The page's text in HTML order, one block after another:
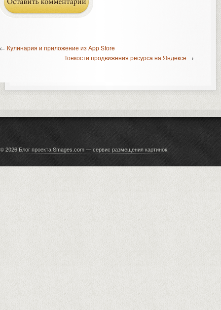
Кулинария и приложение из Аpp Store
Тонкости продвижения ресурса на Яндексе →
© 2026 Блог проекта Smages.com — сервис размещения картинок.